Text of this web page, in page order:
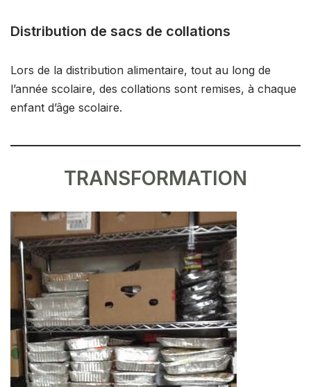
Distribution de sacs de collations
Lors de la distribution alimentaire, tout au long de
l’année scolaire, des collations sont remises, à chaque
enfant d’âge scolaire.
TRANSFORMATION